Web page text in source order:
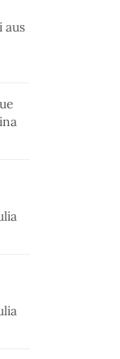
aus